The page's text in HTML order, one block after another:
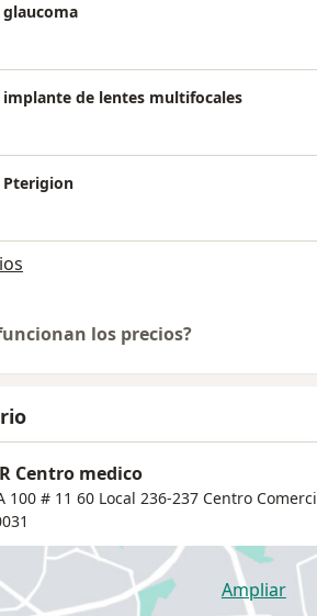
implante de lentes multifocales
Pterigion
los precios?
Centro medico
100 # 11 60 Local 236-237 Centro
Ampliar
se